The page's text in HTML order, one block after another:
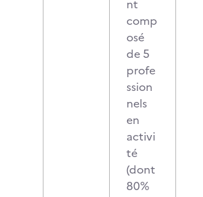
nt
comp
osé
de 5
profe
ssion
nels
en
activi
té
(dont
80%